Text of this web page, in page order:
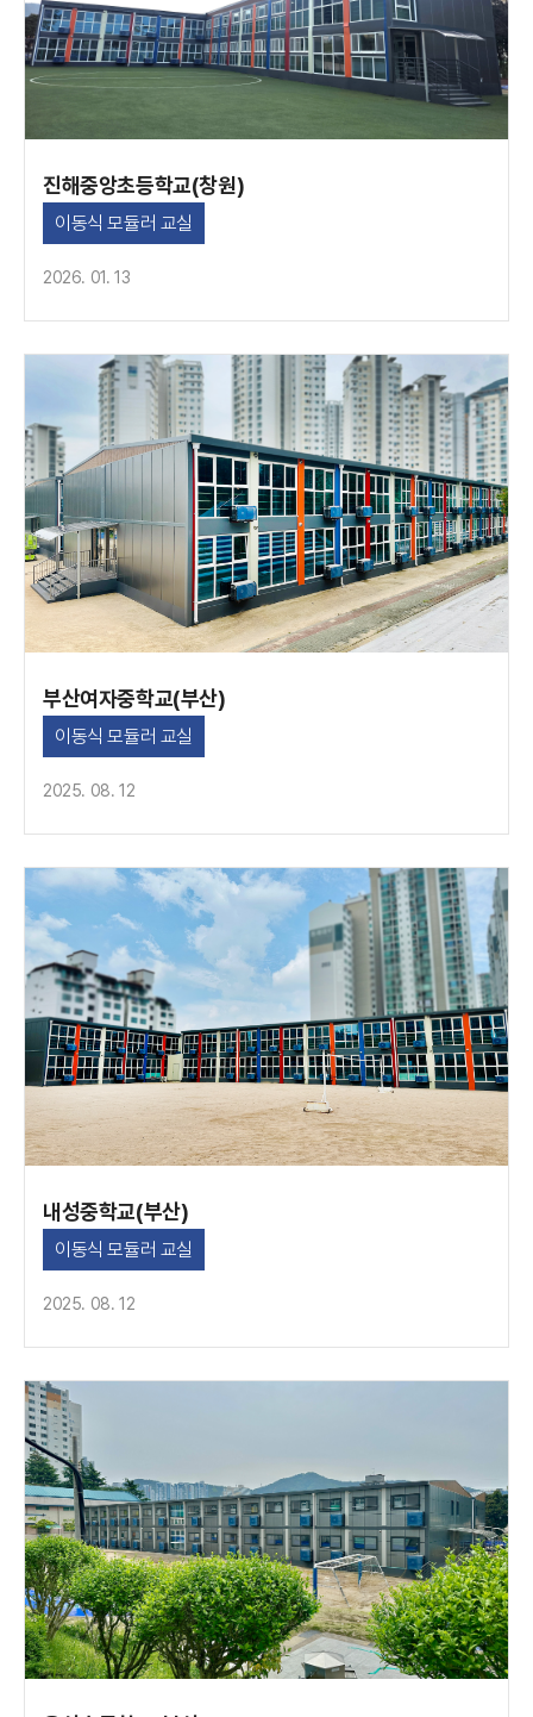
진해중앙초등학교(창원)
이동식 모듈러 교실
2026. 01. 13
부산여자중학교(부산)
이동식 모듈러 교실
2025. 08. 12
내성중학교(부산)
이동식 모듈러 교실
2025. 08. 12